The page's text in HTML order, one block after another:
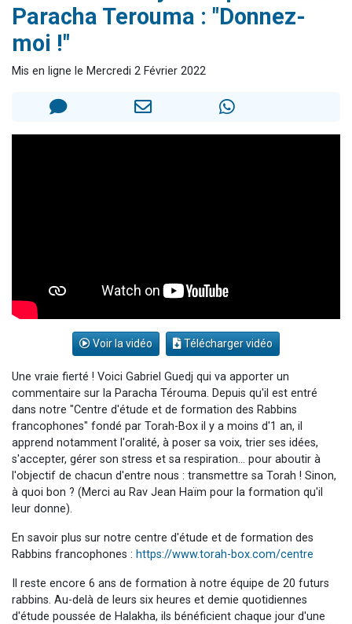
Paracha Terouma : "Donnez-
moi !"
Mis en ligne le Mercredi 2 Février 2022
Voir la vidéo Télécharger vidéo
Une vraie fierté ! Voici Gabriel Guedj qui va apporter un
commentaire sur la Paracha Térouma. Depuis qu'il est entré
dans notre "Centre d'étude et de formation des Rabbins
francophones" fondé par Torah-Box il y a moins d'1 an, il
apprend notamment l'oralité, à poser sa voix, trier ses idées,
s'accepter, gérer son stress et sa respiration... pour aboutir à
l'objectif de chacun d'entre nous : transmettre sa Torah ! Sinon,
à quoi bon ? (Merci au Rav Jean Haïm pour la formation qu'il
leur donne).
En savoir plus sur notre centre d'étude et de formation des
Rabbins francophones : https://www.torah-box.com/centre
Il reste encore 6 ans de formation à notre équipe de 20 futurs
rabbins. Au-delà de leurs six heures et demie quotidiennes
d'étude poussée de Halakha, ils bénéficient chaque jour d'une